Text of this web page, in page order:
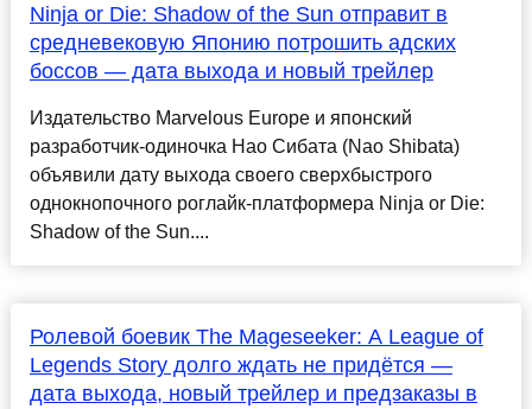
Ninja or Die: Shadow of the Sun отправит в
средневековую Японию потрошить адских
боссов — дата выхода и новый трейлер
Издательство Marvelous Europe и японский
разработчик-одиночка Нао Сибата (Nao Shibata)
объявили дату выхода своего сверхбыстрого
однокнопочного роглайк-платформера Ninja or Die:
Shadow of the Sun....
Ролевой боевик The Mageseeker: A League of
Legends Story долго ждать не придётся —
дата выхода, новый трейлер и предзаказы в